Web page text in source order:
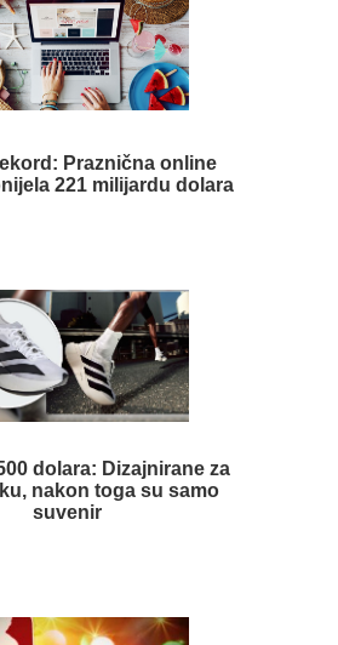
Praznična online
221 milijardu dolara
dolara: Dizajnirane za
nakon toga su samo
suvenir